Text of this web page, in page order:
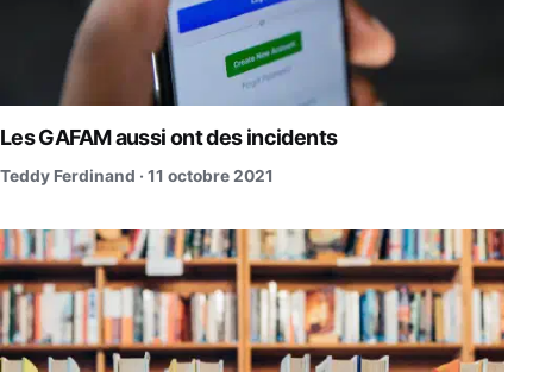
Les GAFAM aussi ont des incidents
Teddy Ferdinand · 11 octobre 2021